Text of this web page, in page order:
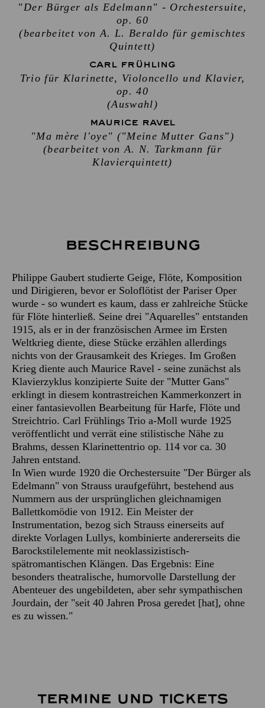
"Der Bürger als Edelmann" - Orchestersuite,
op. 60
(bearbeitet von A. L. Beraldo für gemischtes
Quintett)
CARL FRÜHLING
Trio für Klarinette, Violoncello und Klavier,
op. 40
(Auswahl)
MAURICE RAVEL
"Ma mère l'oye" ("Meine Mutter Gans")
(bearbeitet von A. N. Tarkmann für
Klavierquintett)
Beschreibung
Philippe Gaubert studierte Geige, Flöte, Komposition
und Dirigieren, bevor er Soloflötist der Pariser Oper
wurde - so wundert es kaum, dass er zahlreiche Stücke
für Flöte hinterließ. Seine drei "Aquarelles" entstanden
1915, als er in der französischen Armee im Ersten
Weltkrieg diente, diese Stücke erzählen allerdings
nichts von der Grausamkeit des Krieges. Im Großen
Krieg diente auch Maurice Ravel - seine zunächst als
Klavierzyklus konzipierte Suite der "Mutter Gans"
erklingt in diesem kontrastreichen Kammerkonzert in
einer fantasievollen Bearbeitung für Harfe, Flöte und
Streichtrio. Carl Frühlings Trio a-Moll wurde 1925
veröffentlicht und verrät eine stilistische Nähe zu
Brahms, dessen Klarinettentrio op. 114 vor ca. 30
Jahren entstand.
In Wien wurde 1920 die Orchestersuite "Der Bürger als
Edelmann" von Strauss uraufgeführt, bestehend aus
Nummern aus der ursprünglichen gleichnamigen
Ballettkomödie von 1912. Ein Meister der
Instrumentation, bezog sich Strauss einerseits auf
direkte Vorlagen Lullys, kombinierte andererseits die
Barockstilelemente mit neoklassizistisch-
spätromantischen Klängen. Das Ergebnis: Eine
besonders theatralische, humorvolle Darstellung der
Abenteuer des ungebildeten, aber sehr sympathischen
Jourdain, der "seit 40 Jahren Prosa geredet [hat], ohne
es zu wissen."
TERMINE UND TICKETS